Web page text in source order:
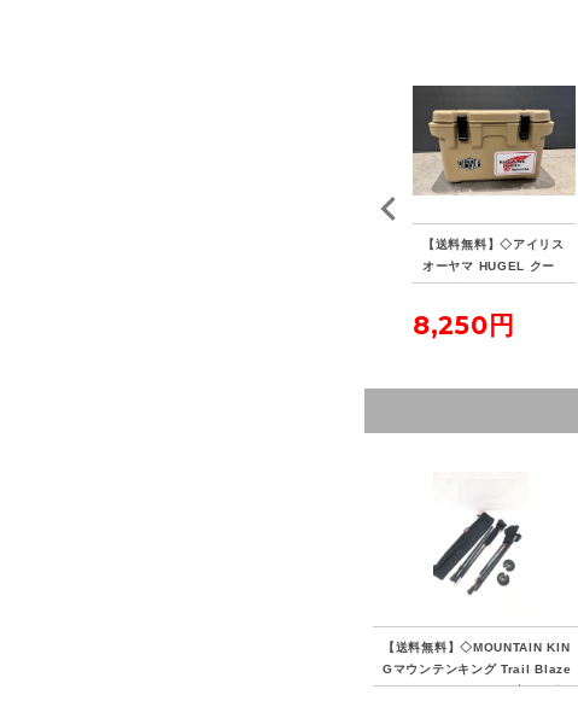
【送料無料】◇アイリス
オーヤマ HUGEL クー
ラーボックス 20L
8,250円
【送料無料】◇MOUNTAIN KIN
Gマウンテンキング Trail Blaze
Skyrunner トレイルブレイズ ス